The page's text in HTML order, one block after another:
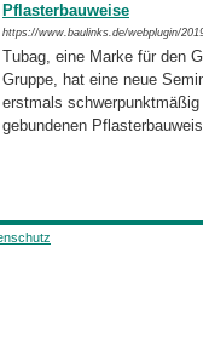
Pflasterbauweise
https://www.baulinks.de/webplugin/
Tubag, eine Marke für den
Gruppe, hat eine neue
erstmals
gebundenen